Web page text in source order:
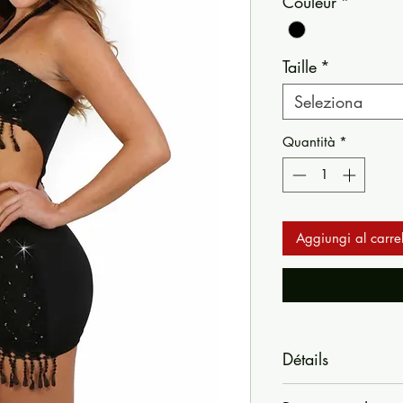
Taille *
Seleziona
Quantità *
Aggiungi al
Détails